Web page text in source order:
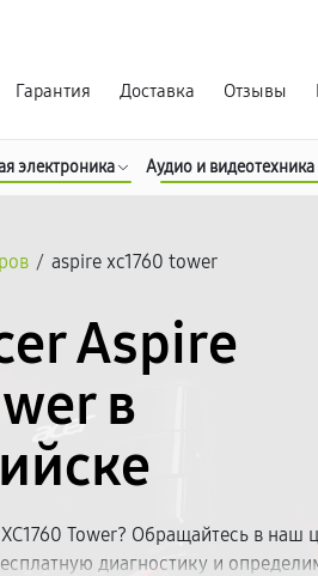
Гарантия Доставка Отзывы
электроника Аудио и видеотехника
/ aspire xc1760 tower
Aspire
в
Tower? Обращайтесь в наш
диагностику и